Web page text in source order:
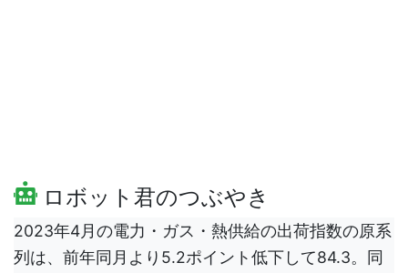
ロボット君のつぶやき
2023年4月の電力・ガス・熱供給の出荷指数の原系
列は、前年同月より5.2ポイント低下して84.3。同